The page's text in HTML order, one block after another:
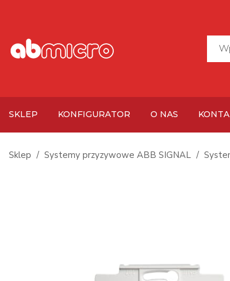
SKLEP KONFIGURATOR O NAS
Sklep Systemy przyzywowe ABB SIGNAL